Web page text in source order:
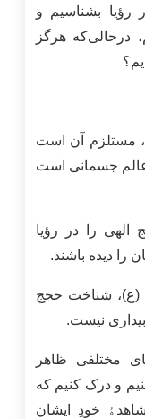
رؤیا بشناسیم و
درحالی‌که هرگز
مستلزم آن است
عالم جسمانی است
الهی را در رؤیا
را دیده باشند.
(ع)، شناخت حجج
نیست.
مختلفی ظاهر
و درک کنیم که
خودِ ایشان